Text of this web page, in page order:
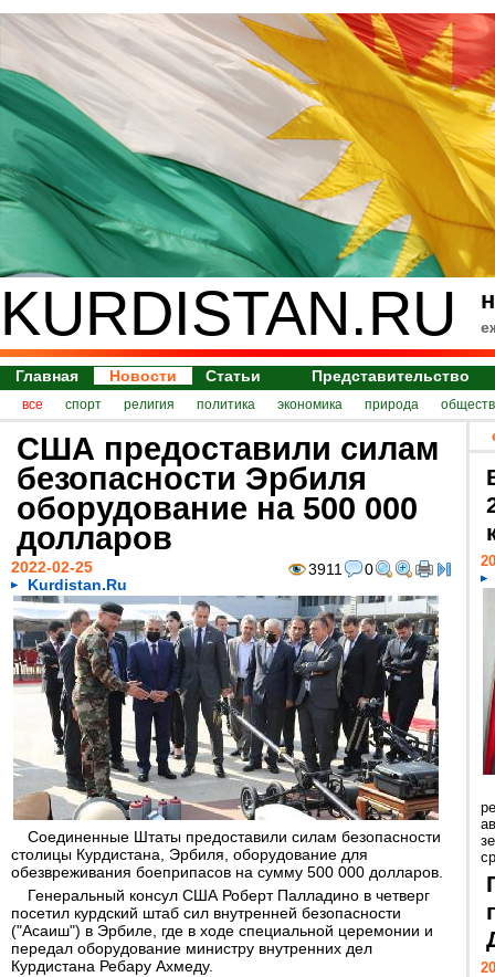
KURDISTAN.RU
Главная Новости Статьи Представительство
все спорт религия политика экономика природа
США предоставили силам
безопасности Эрбиля
оборудование на 500 000
долларов
3911 0
2022-02-25
Kurdistan.Ru
Соединенные Штаты предоставили силам безопасности
столицы Курдистана, Эрбиля, оборудование для
обезвреживания боеприпасов на сумму 500 000 долларов.
Генеральный консул США Роберт Палладино в четверг
посетил курдский штаб сил внутренней безопасности
("Асаиш") в Эрбиле, где в ходе специальной церемонии и
передал оборудование министру внутренних дел
Курдистана Ребару Ахмеду.